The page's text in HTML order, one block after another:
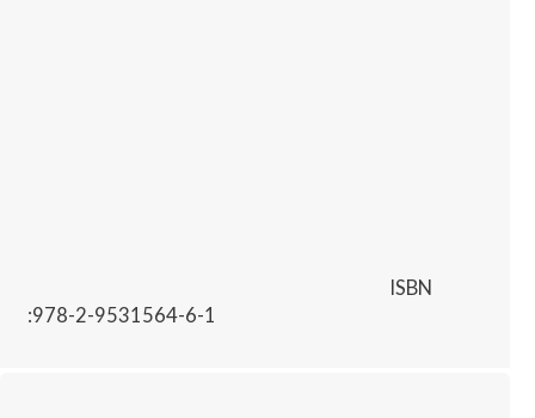
ISBN
:978-2-9531564-6-1